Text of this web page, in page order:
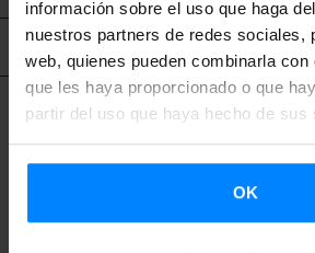
información sobre el uso que haga
nuestros partners de redes sociales,
web, quienes pueden combinarla con
que les haya proporcionado o que
partir del uso que haya hecho de sus
OK
Contenido relacionado